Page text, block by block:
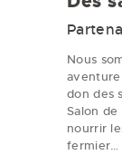
Nous
don des
Salon
nourrir
fermier…